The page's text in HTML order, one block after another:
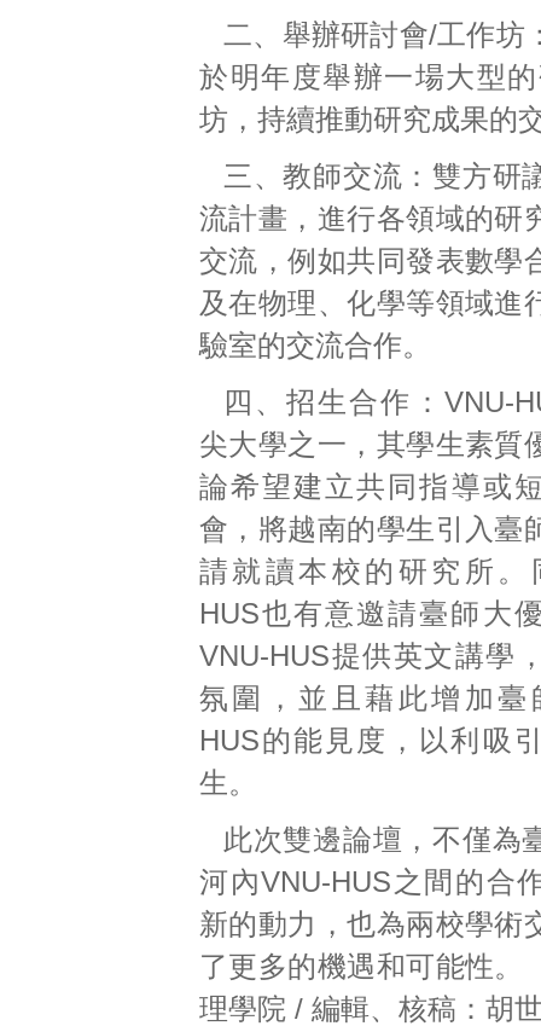
二、舉辦研討會/工作坊
於明年度舉辦一場大型
坊，持續推動研究成果的
三、教師交流：雙方研
流計畫，進行各領域的研
交流，例如共同發表數學
及在物理、化學等領域進
驗室的交流合作。
四、招生合作：VNU-
尖大學之一，其學生素質
論希望建立共同指導或
會，將越南的學生引入臺
請就讀本校的研究所。
HUS也有意邀請臺師大
VNU-HUS提供英文講學
氛圍，並且藉此增加臺
HUS的能見度，以利吸
生。
此次雙邊論壇，不僅為
河內VNU-HUS之間的合
新的動力，也為兩校學術
了更多的機遇和可能性。
理學院 / 編輯、核稿：胡